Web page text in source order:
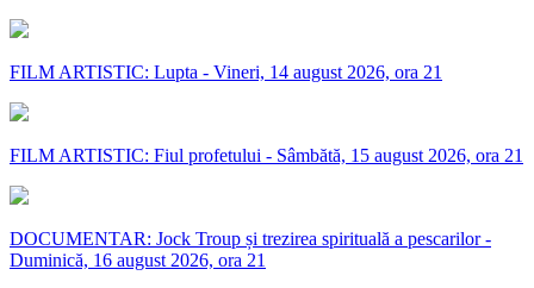
FILM ARTISTIC: Lupta - Vineri, 14 august 2026, ora 21
FILM ARTISTIC: Fiul profetului - Sâmbătă, 15 august 2026, ora 21
DOCUMENTAR: Jock Troup și trezirea spirituală a pescarilor -
Duminică, 16 august 2026, ora 21